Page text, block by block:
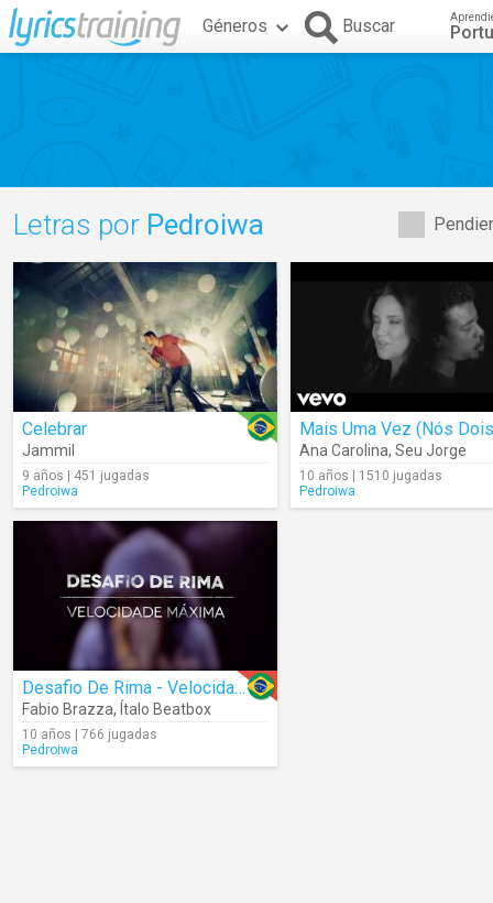
Géneros Buscar
Letras por Pedroiwa
Celebrar
Jammil
9 años | 451 jugadas
Pedroiwa
Mais Uma Vez (Nós
Ana Carolina, Seu Jorge
10 años | 1510 jugadas
Pedroiwa
Desafio De Rima - Velocidade Máxima
Fabio Brazza, Ítalo Beatbox
10 años | 766 jugadas
Pedroiwa